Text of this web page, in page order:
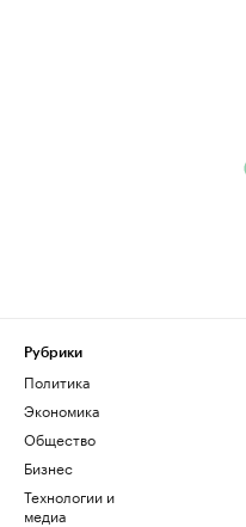
Рубрики
Политика
Экономика
Общество
Бизнес
Технологии и
медиа